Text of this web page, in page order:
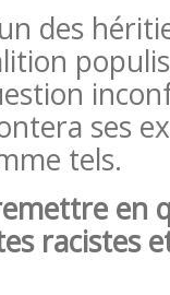
des
ses
tels.
en
racistes